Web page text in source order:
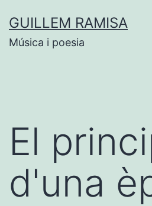
contingut
GUILLEM RAMISA
Música i poesia
El
d'una